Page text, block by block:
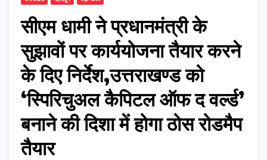
सीएम धामी ने प्रधानमंत्री के
सुझावों पर कार्ययोजना तैयार करने
के दिए निर्देश,उत्तराखण्ड को
‘स्पिरिचुअल कैपिटल ऑफ द वर्ल्ड’
बनाने की दिशा में होगा ठोस रोडमैप
तैयार